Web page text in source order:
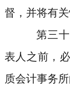
督，并将有
第三
表人之前，
质会计事务所